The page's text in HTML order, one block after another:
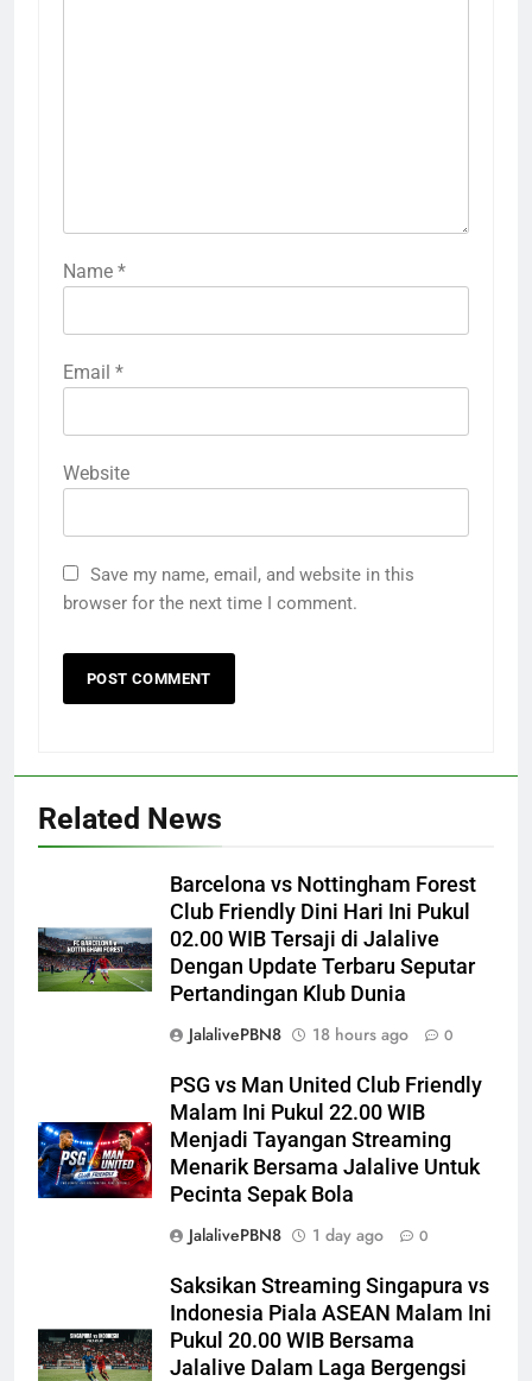
Name *
Email *
Website
Save my name, email, and website in this
browser for the next time I comment.
Related News
Barcelona vs Nottingham Forest
Club Friendly Dini Hari Ini Pukul
02.00 WIB Tersaji di Jalalive
Dengan Update Terbaru Seputar
Pertandingan Klub Dunia
JalalivePBN8
18 hours ago 0
PSG vs Man United Club Friendly
Malam Ini Pukul 22.00 WIB
Menjadi Tayangan Streaming
Menarik Bersama Jalalive Untuk
Pecinta Sepak Bola
JalalivePBN8
1 day ago 0
Saksikan Streaming Singapura vs
Indonesia Piala ASEAN Malam Ini
Pukul 20.00 WIB Bersama
Jalalive Dalam Laga Bergengsi